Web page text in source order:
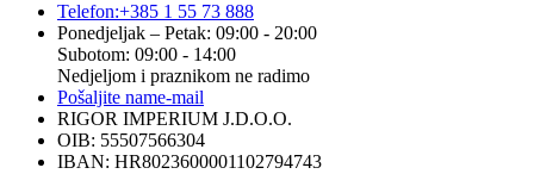
Telefon:+385 1 55 73 888
Ponedjeljak – Petak: 09:00 - 20:00
Subotom: 09:00 - 14:00
Nedjeljom i praznikom ne radimo
Pošaljite name-mail
RIGOR IMPERIUM J.D.O.O.
OIB: 55507566304
IBAN: HR8023600001102794743